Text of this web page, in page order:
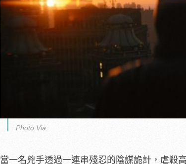
Photo Via
當一名兇手透過一連串殘忍的陰謀詭計， 虐殺